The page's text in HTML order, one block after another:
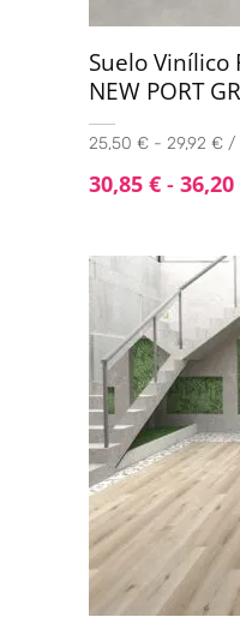
Suelo Vinílico
NEW PORT
25,50 € - 29,92 € /
30,85 € - 36,20